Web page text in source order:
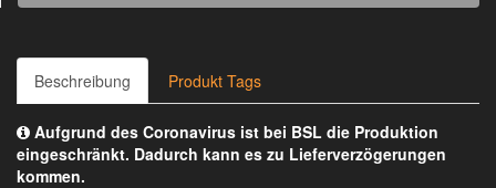
Beschreibung Produkt Tags
Aufgrund des Coronavirus ist bei BSL die Produktion
eingeschränkt. Dadurch kann es zu Lieferverzögerungen
kommen.